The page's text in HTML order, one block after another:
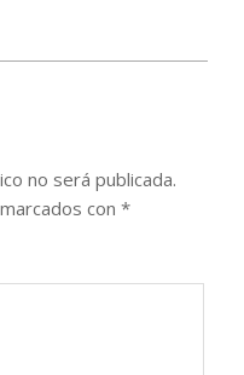
no será publicada.
con *